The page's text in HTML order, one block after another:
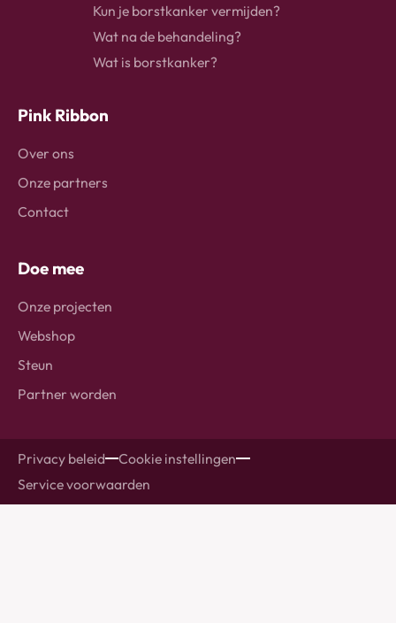
Kun je borstkanker vermijden?
Wat na de behandeling?
Wat is borstkanker?
Pink Ribbon
Over ons
Onze partners
Contact
Doe mee
Onze projecten
Webshop
Steun
Partner worden
Privacy beleid
Cookie instellingen
Service voorwaarden